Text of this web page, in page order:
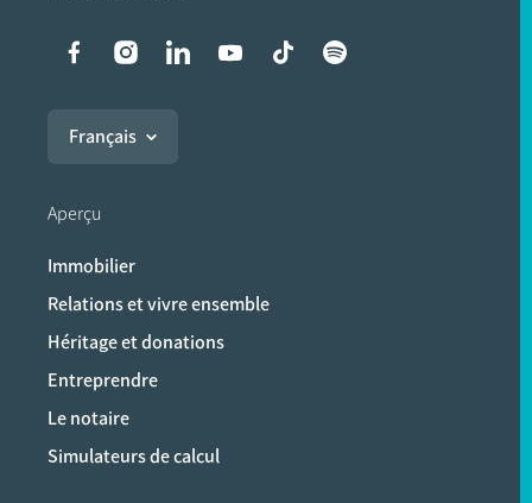
Liens vers les réseaux
Français
Aperçu
Immobilier
Relations et vivre ensemble
Héritage et donations
Entreprendre
Le notaire
Simulateurs de calcul